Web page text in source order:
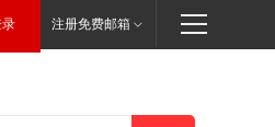
注册免费邮箱